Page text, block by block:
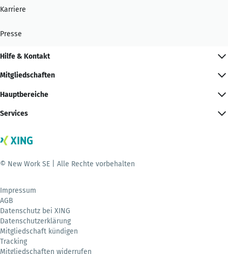
Karriere
Presse
Hilfe & Kontakt
Mitgliedschaften
Hauptbereiche
Services
© New Work SE | Alle Rechte vorbehalten
Impressum
AGB
Datenschutz bei XING
Datenschutzerklärung
Mitgliedschaft kündigen
Tracking
Mitgliedschaften widerrufen